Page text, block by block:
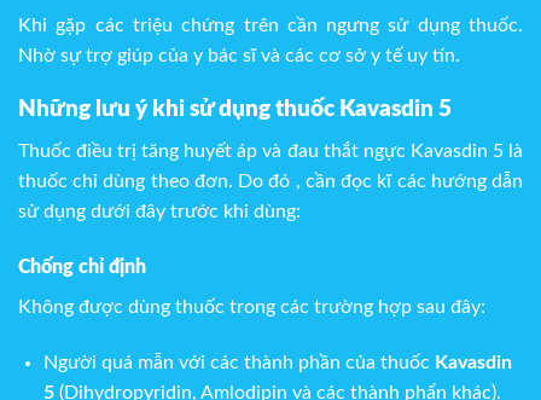
Khi gặp các triệu chứng trên cần ngưng sử dụng thuốc.
Nhờ sự trợ giúp của y bác sĩ và các cơ sở y tế uy tín.
Những lưu ý khi sử dụng thuốc Kavasdin 5
Thuốc điều trị tăng huyết áp và đau thắt ngực Kavasdin 5 là
thuốc chỉ dùng theo đơn. Do đó , cần đọc kĩ các hướng dẫn
sử dụng dưới đây trước khi dùng:
Chống chỉ định
Không được dùng thuốc trong các trường hợp sau đây:
Người quá mẫn với các thành phần của thuốc Kavasdin
5 (Dihydropyridin, Amlodipin và các thành phẩn khác).